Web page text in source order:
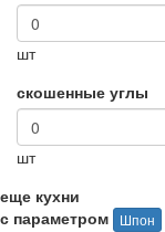
шт
скошенные углы
шт
еще кухни
с параметром
Шпон